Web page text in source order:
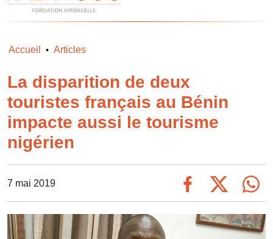
Accueil • Articles
La disparition de deux
touristes français au Bénin
impacte aussi le tourisme
nigérien
7 mai 2019